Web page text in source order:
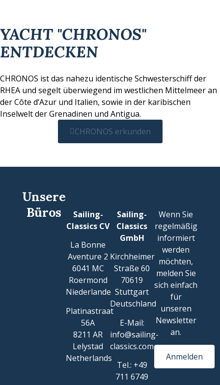
YACHT "CHRONOS"
ENTDECKEN
CHRONOS ist das nahezu identische Schwesterschiff der
RHEA und segelt überwiegend im westlichen Mittelmeer an
der Côte d‘Azur und Italien, sowie in der karibischen
Inselwelt der Grenadinen und Antigua.
CHRONOS erkunden
Unsere
Büros
Sailing-
Classics CV
La Bonne
Aventure 2
6041 MC
Roermond
Niederlande
Platinastraat
56A
8211 AR
Lelystad
Netherlands
Sailing-
Classics
GmbH
Kirchheimer
Straße 60
70619
Stuttgart
Deutschland
E-Mail:
info@sailing-
classics.com
Tel.: +49
711 6749
Wenn Sie
regelmäßig
informiert
werden
möchten,
melden Sie
sich einfach
für
unseren
Newsletter
an.
Anmelden